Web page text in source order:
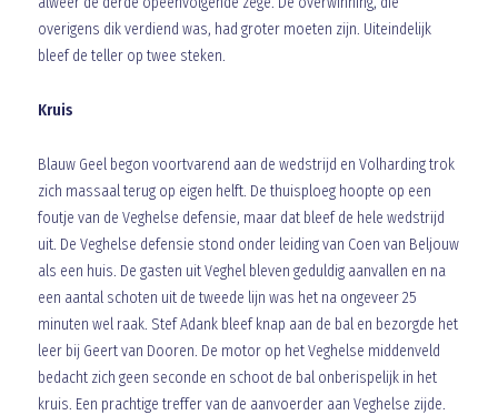
overigens dik verdiend was, had groter moeten zijn. Uiteindelijk
bleef de teller op twee steken.
Kruis
Blauw Geel begon voortvarend aan de wedstrijd en Volharding trok
zich massaal terug op eigen helft. De thuisploeg hoopte op een
foutje van de Veghelse defensie, maar dat bleef de hele wedstrijd
uit. De Veghelse defensie stond onder leiding van Coen van Beljouw
als een huis. De gasten uit Veghel bleven geduldig aanvallen en na
een aantal schoten uit de tweede lijn was het na ongeveer 25
minuten wel raak. Stef Adank bleef knap aan de bal en bezorgde het
leer bij Geert van Dooren. De motor op het Veghelse middenveld
bedacht zich geen seconde en schoot de bal onberispelijk in het
kruis. Een prachtige treffer van de aanvoerder aan Veghelse zijde.